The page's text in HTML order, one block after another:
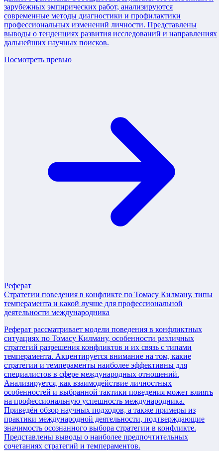
зарубежных эмпирических работ, анализируются
современные методы диагностики и профилактики
профессиональных изменений личности. Представлены
выводы о тенденциях развития исследований и направлениях
дальнейших научных поисков.
Посмотреть превью
Реферат
Стратегии поведения в конфликте по Томасу Килману, типы
темперамента и какой лучше для профессиональной
деятельности международника
Реферат рассматривает модели поведения в конфликтных
ситуациях по Томасу Килману, особенности различных
стратегий разрешения конфликтов и их связь с типами
темперамента. Акцентируется внимание на том, какие
стратегии и темпераменты наиболее эффективны для
специалистов в сфере международных отношений.
Анализируется, как взаимодействие личностных
особенностей и выбранной тактики поведения может влиять
на профессиональную успешность международника.
Приведён обзор научных подходов, а также примеры из
практики международной деятельности, подтверждающие
значимость осознанного выбора стратегии в конфликте.
Представлены выводы о наиболее предпочтительных
сочетаниях стратегий и темпераментов.